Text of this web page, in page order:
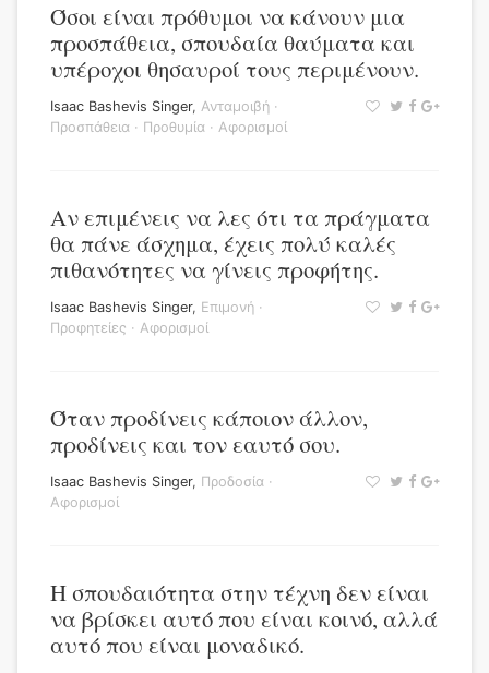
Όσοι είναι πρόθυμοι να κάνουν μια
προσπάθεια, σπουδαία θαύματα και
υπέροχοι θησαυροί τους περιμένουν.
Isaac Bashevis Singer, Ανταμοιβή ·
Προσπάθεια · Προθυμία · Αφορισμοί
Αν επιμένεις να λες ότι τα πράγματα
θα πάνε άσχημα, έχεις πολύ καλές
πιθανότητες να γίνεις προφήτης.
Isaac Bashevis Singer, Επιμονή ·
Προφητείες · Αφορισμοί
Όταν προδίνεις κάποιον άλλον,
προδίνεις και τον εαυτό σου.
Isaac Bashevis Singer, Προδοσία ·
Αφορισμοί
Η σπουδαιότητα στην τέχνη δεν είναι
να βρίσκει αυτό που είναι κοινό, αλλά
αυτό που είναι μοναδικό.